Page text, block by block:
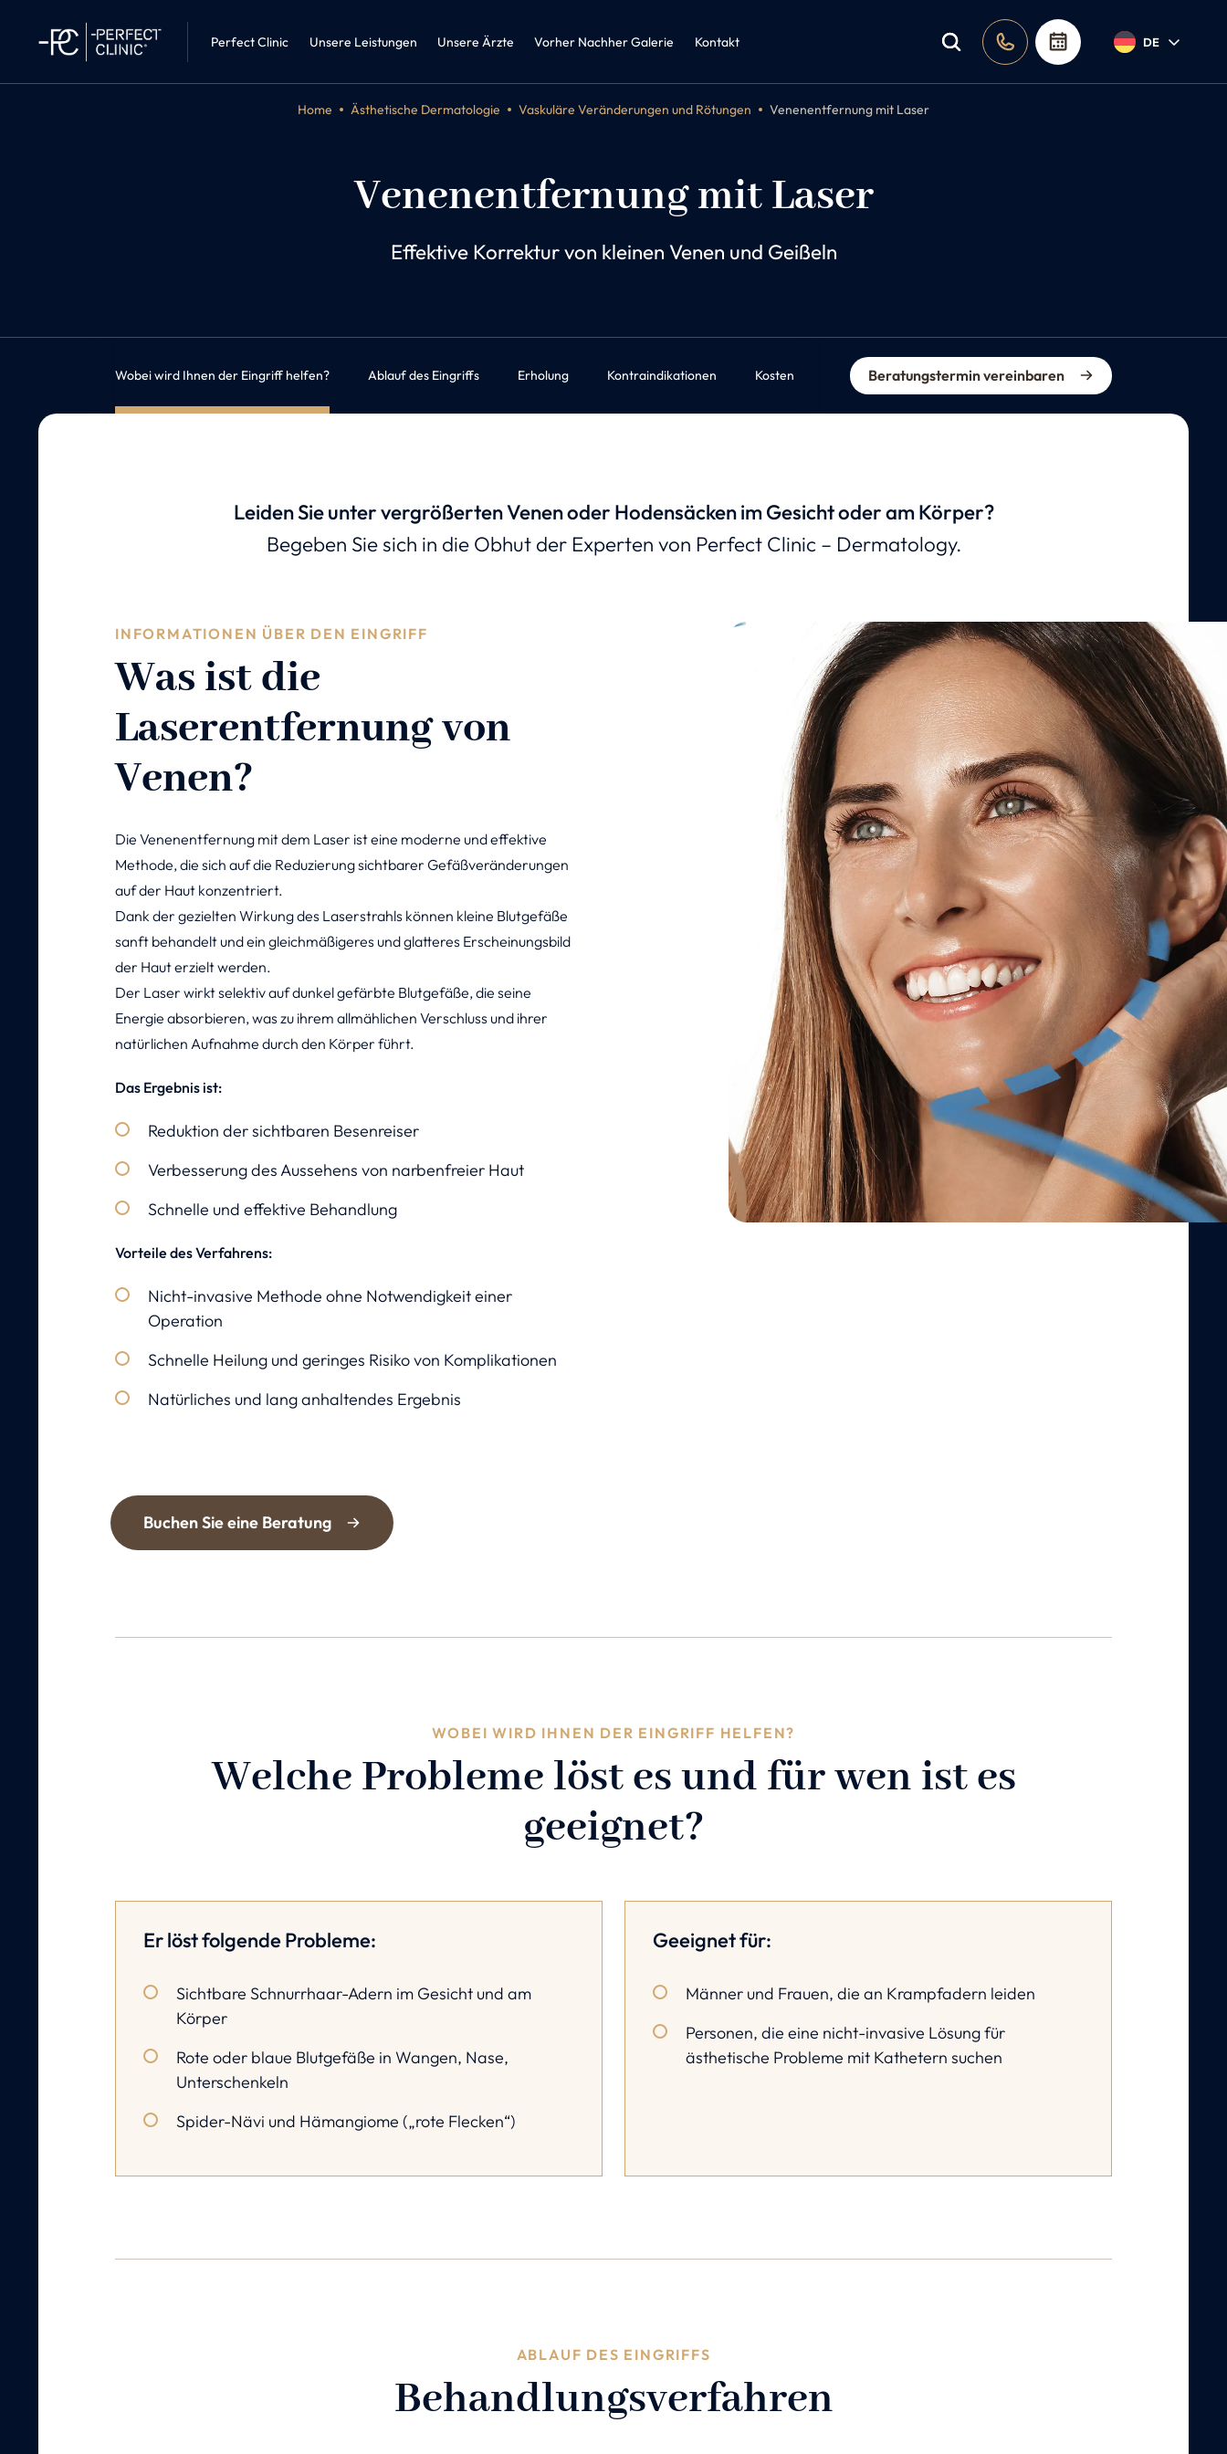
Perfect Clinic
Perfect Clinic • Liberec
Unsere Leistungen
AdipositastherapieUnsere Ärzte Vorher Nachher Galerie Kontakt DE
Home Ästhetische Dermatologie Vaskuläre Veränderungen und Rötungen Venenentfernung mit Laser
Venenentfernung mit Laser
Effektive Korrektur von kleinen Venen und Geißeln
Wobei wird Ihnen der Eingriff helfen? Ablauf des Eingriffs Erholung Kontraindikationen Kosten Beratungstermin vereinbaren
Leiden Sie unter vergrößerten Venen oder Hodensäcken im Gesicht oder am Körper?
Begeben Sie sich in die Obhut der Experten von Perfect Clinic – Dermatology.
INFORMATIONEN ÜBER DEN EINGRIFF
Was ist die
Laserentfernung von
Venen?
Die Venenentfernung mit dem Laser ist eine moderne und effektive
Methode, die sich auf die Reduzierung sichtbarer Gefäßveränderungen
auf der Haut konzentriert.
Dank der gezielten Wirkung des Laserstrahls können kleine Blutgefäße
sanft behandelt und ein gleichmäßigeres und glatteres Erscheinungsbild
der Haut erzielt werden.
Der Laser wirkt selektiv auf dunkel gefärbte Blutgefäße, die seine
Energie absorbieren, was zu ihrem allmählichen Verschluss und ihrer
natürlichen Aufnahme durch den Körper führt.
Das Ergebnis ist:
Reduktion der sichtbaren Besenreiser
Verbesserung des Aussehens von narbenfreier Haut
Schnelle und effektive Behandlung
Vorteile des Verfahrens:
Nicht-invasive Methode ohne Notwendigkeit einer
Operation
Schnelle Heilung und geringes Risiko von Komplikationen
Natürliches und lang anhaltendes Ergebnis
Buchen Sie eine Beratung
WOBEI WIRD IHNEN DER EINGRIFF HELFEN?
Welche Probleme löst es und für wen ist es
geeignet?
Er löst folgende Probleme:
Sichtbare Schnurrhaar-Adern im Gesicht und am
Körper
Rote oder blaue Blutgefäße in Wangen, Nase,
Unterschenkeln
Spider-Nävi und Hämangiome („rote Flecken“)
Geeignet für:
Männer und Frauen, die an Krampfadern leiden
Personen, die eine nicht-invasive Lösung für
ästhetische Probleme mit Kathetern suchen
ABLAUF DES EINGRIFFS
Behandlungsverfahren